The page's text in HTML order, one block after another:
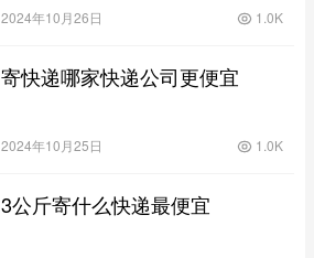
2024年10月26日 1.0K
寄快递哪家快递公司更便宜
2024年10月25日 1.0K
3公斤寄什么快递最便宜